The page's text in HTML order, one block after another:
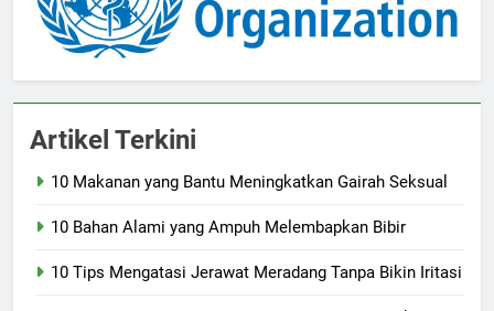
Artikel Terkini
10 Makanan yang Bantu Meningkatkan Gairah Seksual
10 Bahan Alami yang Ampuh Melembapkan Bibir
10 Tips Mengatasi Jerawat Meradang Tanpa Bikin Iritasi